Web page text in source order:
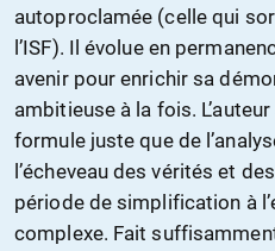
autoproclamée (celle qui
l’ISF). Il évolue en
avenir pour enrichir sa
ambitieuse à la fois.
formule juste que de
l’écheveau des vérités et
période de simplification à
complexe. Fait